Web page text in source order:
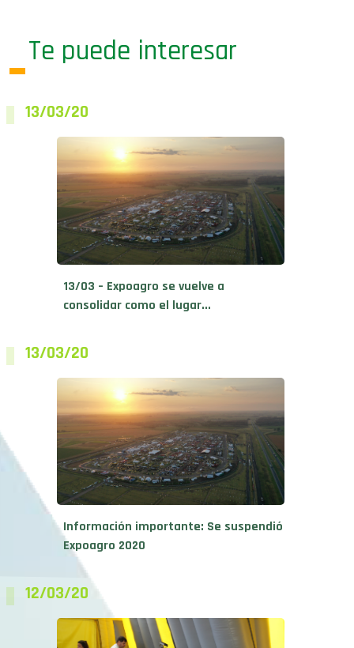
Te puede interesar
13/03/20
13/03 – Expoagro se vuelve a
consolidar como el lugar...
13/03/20
Información importante: Se suspendió
Expoagro 2020
12/03/20